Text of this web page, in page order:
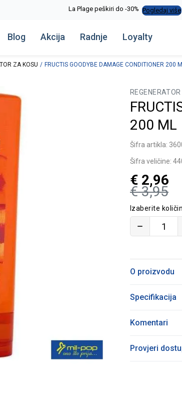
La Plage peškiri do -30% Pogledaj više
Blog Akcija Radnje Loyalty
ZA KOSU FRUCTIS GOODYBE DAMAGE CONDITIONER 200
200 ML
Šifra artikla:
Šifra veličine:
€ 3,95
€ 2,96
Izaberite
O proizvodu
Specifikacija
Komentari
Provjeri